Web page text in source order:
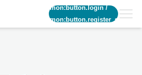
common:button.login/
common:button.register_short